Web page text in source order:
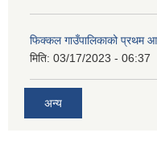
फिक्कल गाउँपालिकाको
मिति: 03/17/2023 - 06:37
अन्य